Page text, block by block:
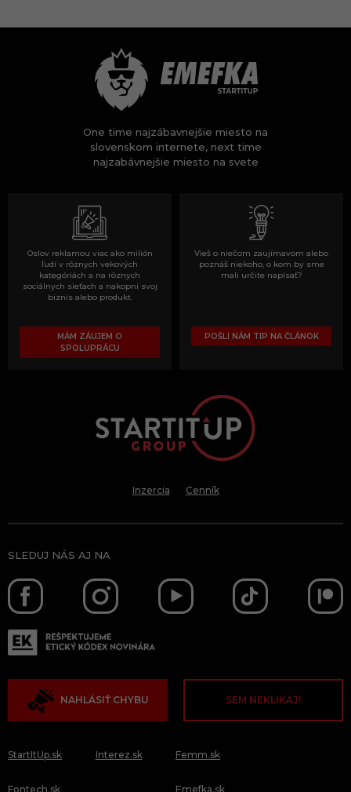
One time najzábavnejšie miesto na
slovenskom internete, next time
najzabávnejšie miesto na svete
Oslov reklamou viac ako milión
ľudí v rôznych vekových
kategóriách a na rôznych
sociálnych sieťach a nakopni svoj
biznis alebo produkt.
MÁM ZÁUJEM O
SPOLUPRÁCU
Vieš o niečom zaujímavom alebo
poznáš niekoho, o kom by sme
mali určite napísať?
POŠLI NÁM TIP NA ČLÁNOK
Inzercia Cenník
SLEDUJ NÁS AJ NA
NAHLÁSIŤ CHYBU SEM NEKLIKAJ!
StartItUp.sk
Fontech.sk
Interez.sk Femm.sk
Emefka.sk